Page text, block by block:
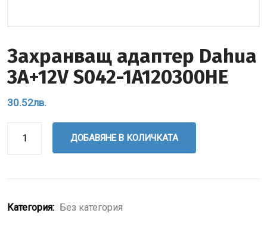
Захранващ адаптер Dahua
3A+12V S042-1A120300HE
30.52лв.
ДОБАВЯНЕ В КОЛИЧКАТА
Категория: Без категория